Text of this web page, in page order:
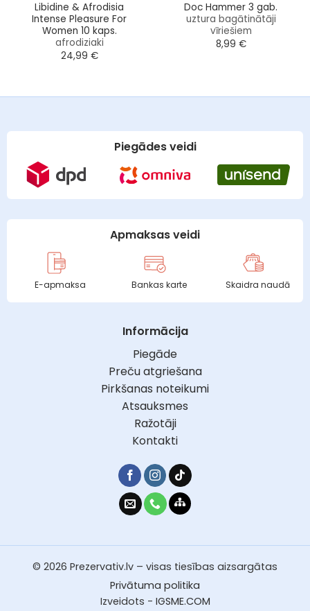
Libidine & Afrodisia
Intense Pleasure For
Women 10 kaps.
afrodiziaki
24,99 €
Doc Hammer 3 gab.
uztura bagātinātāji
vīriešiem
8,99 €
Piegādes veidi
Apmaksas veidi
E-apmaksa Bankas karte Skaidra naudā
Informācija
Piegāde
Preču atgriešana
Pirkšanas noteikumi
Atsauksmes
Ražotāji
Kontakti
© 2026 Prezervativ.lv – visas tiesības aizsargātas
Privātuma politika
Izveidots - IGSME.COM